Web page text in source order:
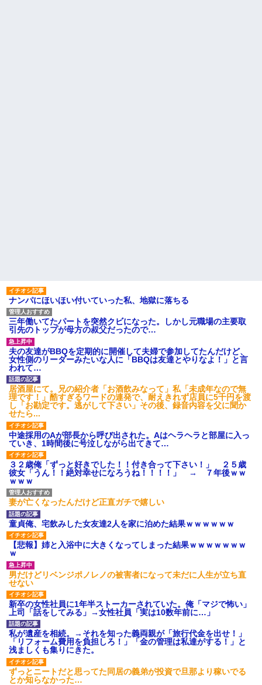
ナンパにほいほい付いていった私、地獄に落ちる
三年働いてたパートを突然クビになった。しかし元職場の主要取
引先のトップが母方の叔父だったので…
夫の友達がBBQを定期的に開催して夫婦で参加してたんだけど、
女性側のリーダーみたいな人に「BBQは友達とやりなよ！」と言
われて…
居酒屋にて。兄の紹介者「お酒飲みなって」私「未成年なので無
理です！」酷すぎるワードの連発で、耐えきれず店員に5千円を渡
し「お勘定です。逃がして下さい」その後、録音内容を父に聞か
せたら...
中途採用のAが部長から呼び出された。Aはヘラヘラと部屋に入っ
ていき、1時間後に号泣しながら出てきて…
３２歳俺「ずっと好きでした！！付き合って下さい！」 ２５歳
彼女「うん！！絶対幸せになろうね！！！！」 → ７年後ｗｗ
ｗｗｗ
妻が亡くなったんだけど正直ガチで嬉しい
童貞俺、宅飲みした女友達2人を家に泊めた結果ｗｗｗｗｗｗ
【悲報】姉と入浴中に大きくなってしまった結果ｗｗｗｗｗｗｗ
ｗ
男だけどリベンジポノレノの被害者になって未だに人生が立ち直
せない
新卒の女性社員に1年半ストーカーされていた。俺「マジで怖い」
上司「話をしてみる」→女性社員「実は10数年前に…」
私が遺産を相続。→それを知った義両親が「旅行代金を出せ！」
「リフォーム費用を負担しろ！」「金の管理は私達がする！」と
浅ましくも集りにきた。
ずっとニートだと思ってた同居の義弟が投資で旦那より稼いでる
とか知らなかった…